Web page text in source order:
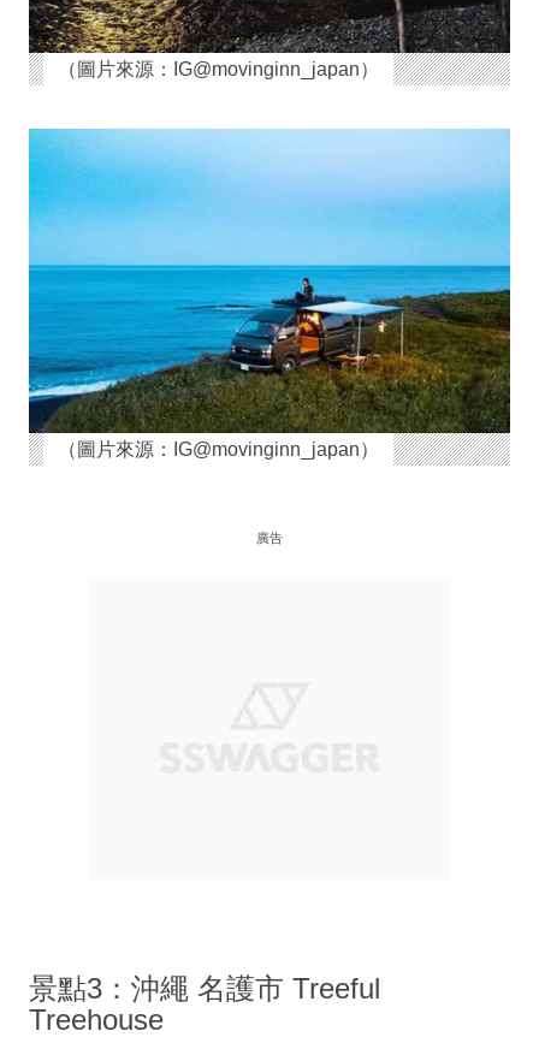
（圖片來源：IG@movinginn_japan）
（圖片來源：IG@movinginn_japan）
廣告
景點3：沖繩 名護市 Treeful
Treehouse